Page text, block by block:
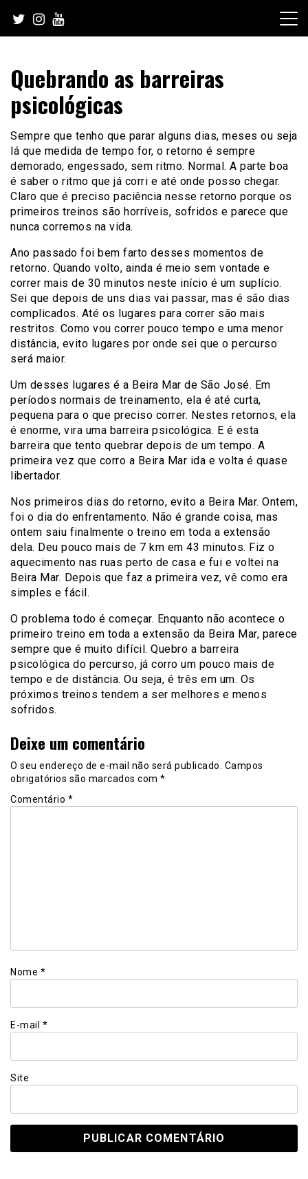
content
Quebrando as barreiras
psicológicas
Sempre que tenho que parar alguns dias, meses ou seja
lá que medida de tempo for, o retorno é sempre
demorado, engessado, sem ritmo. Normal. A parte boa
é saber o ritmo que já corri e até onde posso chegar.
Claro que é preciso paciência nesse retorno porque os
primeiros treinos são horríveis, sofridos e parece que
nunca corremos na vida.
Ano passado foi bem farto desses momentos de
retorno. Quando volto, ainda é meio sem vontade e
correr mais de 30 minutos neste início é um suplício.
Sei que depois de uns dias vai passar, mas é são dias
complicados. Até os lugares para correr são mais
restritos. Como vou correr pouco tempo e uma menor
distância, evito lugares por onde sei que o percurso
será maior.
Um desses lugares é a Beira Mar de São José. Em
períodos normais de treinamento, ela é até curta,
pequena para o que preciso correr. Nestes retornos, ela
é enorme, vira uma barreira psicológica. E é esta
barreira que tento quebrar depois de um tempo. A
primeira vez que corro a Beira Mar ida e volta é quase
libertador.
Nos primeiros dias do retorno, evito a Beira Mar. Ontem,
foi o dia do enfrentamento. Não é grande coisa, mas
ontem saiu finalmente o treino em toda a extensão
dela. Deu pouco mais de 7 km em 43 minutos. Fiz o
aquecimento nas ruas perto de casa e fui e voltei na
Beira Mar. Depois que faz a primeira vez, vê como era
simples e fácil.
O problema todo é começar. Enquanto não acontece o
primeiro treino em toda a extensão da Beira Mar, parece
sempre que é muito difícil. Quebro a barreira
psicológica do percurso, já corro um pouco mais de
tempo e de distância. Ou seja, é três em um. Os
próximos treinos tendem a ser melhores e menos
sofridos.
Deixe um comentário
O seu endereço de e-mail não será publicado. Campos
obrigatórios são marcados com *
Comentário *
Nome *
E-mail *
Site